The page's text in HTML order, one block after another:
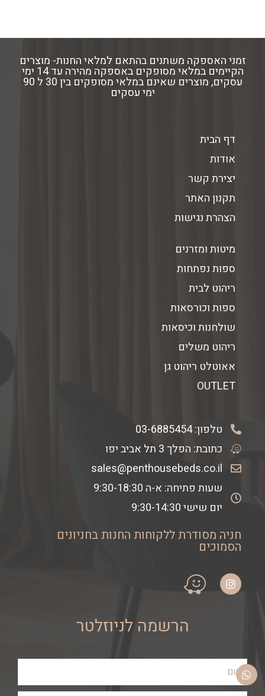
זמני האספקה משתנים בהתאם למלאי החנות- מוצרים
הקיימים במלאי מסופקים באספקה מהירה עד 14 ימי
עסקים, מוצרים שאינם במלאי מסופקים בין 30 ל 90
ימי עסקים
דף הבית
אודות
יצירת קשר
תקנון האתר
הצהרת נגישות
מיטות ומזרנים
ספות נפתחות
ריהוט לבית
ספות וכורסאות
שולחנות וכיסאות
ריהוט משלים
אאוטלט ריהוט גן
OUTLET
טלפון:03-6885454
כתובת: הפלך 3 תל אביב יפו
sales@penthousebeds.co.il
שעות פתיחה: א-ה 9:30-18:30
יום שישי 9:30-14:30
חניה מסודרת ללקוחות החנות בחניונים
הסמוכים
הרשמה לניוזלטר